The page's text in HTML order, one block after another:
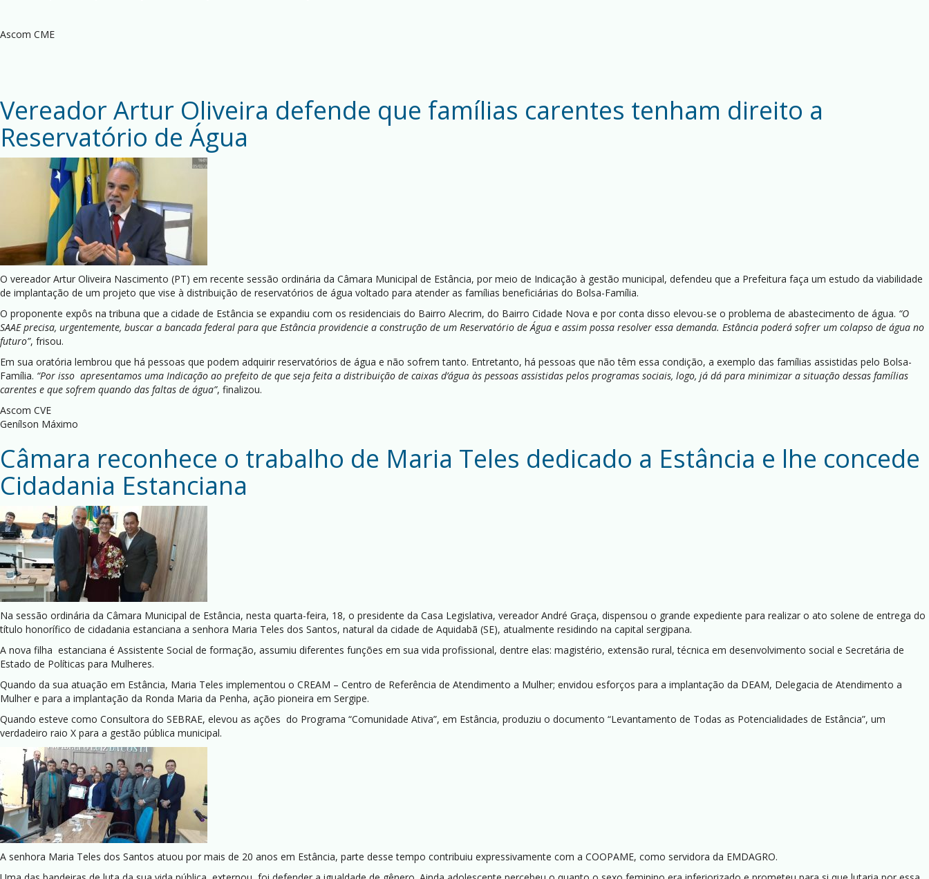
Ascom CME
Vereador Artur Oliveira defende que famílias carentes tenham direito a
Reservatório de Água
O vereador Artur Oliveira Nascimento (PT) em recente sessão ordinária da Câmara Municipal de Estância, por meio de Indicação à gestão municipal, defendeu que a Prefeitura faça um estudo da viabilidade
de implantação de um projeto que vise à distribuição de reservatórios de água voltado para atender as famílias beneficiárias do Bolsa-Família.
O proponente expôs na tribuna que a cidade de Estância se expandiu com os residenciais do Bairro Alecrim, do Bairro Cidade Nova e por conta disso elevou-se o problema de abastecimento de água. “O
SAAE precisa, urgentemente, buscar a bancada federal para que Estância providencie a construção de um Reservatório de Água e assim possa resolver essa demanda. Estância poderá sofrer um colapso de água no
futuro”, frisou.
Em sua oratória lembrou que há pessoas que podem adquirir reservatórios de água e não sofrem tanto. Entretanto, há pessoas que não têm essa condição, a exemplo das famílias assistidas pelo Bolsa-
Família. “Por isso apresentamos uma Indicação ao prefeito de que seja feita a distribuição de caixas d’água às pessoas assistidas pelos programas sociais, logo, já dá para minimizar a situação dessas famílias
carentes e que sofrem quando das faltas de água”, finalizou.
Ascom CVE
Genílson Máximo
Câmara reconhece o trabalho de Maria Teles dedicado a Estância e lhe concede
Cidadania Estanciana
Na sessão ordinária da Câmara Municipal de Estância, nesta quarta-feira, 18, o presidente da Casa Legislativa, vereador André Graça, dispensou o grande expediente para realizar o ato solene de entrega do
título honorífico de cidadania estanciana a senhora Maria Teles dos Santos, natural da cidade de Aquidabã (SE), atualmente residindo na capital sergipana.
A nova filha estanciana é Assistente Social de formação, assumiu diferentes funções em sua vida profissional, dentre elas: magistério, extensão rural, técnica em desenvolvimento social e Secretária de
Estado de Políticas para Mulheres.
Quando da sua atuação em Estância, Maria Teles implementou o CREAM – Centro de Referência de Atendimento a Mulher; envidou esforços para a implantação da DEAM, Delegacia de Atendimento a
Mulher e para a implantação da Ronda Maria da Penha, ação pioneira em Sergipe.
Quando esteve como Consultora do SEBRAE, elevou as ações do Programa “Comunidade Ativa”, em Estância, produziu o documento “Levantamento de Todas as Potencialidades de Estância”, um
verdadeiro raio X para a gestão pública municipal.
A senhora Maria Teles dos Santos atuou por mais de 20 anos em Estância, parte desse tempo contribuiu expressivamente com a COOPAME, como servidora da EMDAGRO.